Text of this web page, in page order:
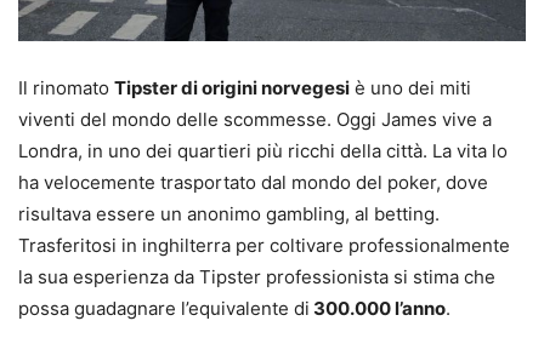
Il rinomato Tipster di origini norvegesi è uno dei miti
viventi del mondo delle scommesse. Oggi James vive a
Londra, in uno dei quartieri più ricchi della città. La vita lo
ha velocemente trasportato dal mondo del poker, dove
risultava essere un anonimo gambling, al betting.
Trasferitosi in inghilterra per coltivare professionalmente
la sua esperienza da Tipster professionista si stima che
possa guadagnare l’equivalente di 300.000 l’anno.